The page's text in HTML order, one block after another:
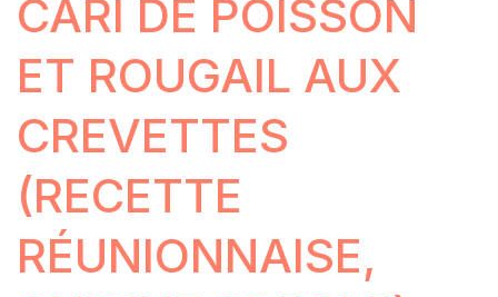
CARI DE POISSON
ET ROUGAIL AUX
CREVETTES
(RECETTE
RÉUNIONNAISE,